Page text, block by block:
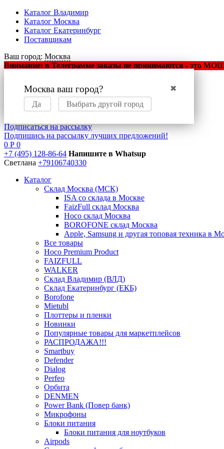
Каталог Владимир
Каталог Москва
Каталог Екатеринбург
Поставщикам
Ваш город: Москва
✖
Москва ваш город?
Да Выбрать другой город
Внимание: в Телеграмме заказы не принимаются - это
Оптовый маркетплейс
мобильных аксессуаров
Подписаться на рассылку
Подпишись на рассылку лучших предложений!
0 Р 0
+7 (495) 128-86-64 Напишите в Whatsup
Светлана +79106740330
Каталог
Склад Москва (МСК)
ISA со склада в Москве
FaizFull склад Москва
Hoco склад Москва
BOROFONE склад Москва
Apple, Samsung и другая топовая техника в
Все товары
Hoco Premium Product
FAIZFULL
WALKER
Склад Владимир (ВЛД)
Склад Екатеринбург (ЕКБ)
Borofone
Mietubl
Плоттеры и пленки
Новинки
Популярные товары для маркетплейсов
РАСПРОДАЖА!!!
Smartbuy
Defender
Dialog
Perfeo
Орбита
DENMEN
Power Bank (Повер банк)
Микрофоны
Блоки питания
Блоки питания для ноутбуков
Airpods